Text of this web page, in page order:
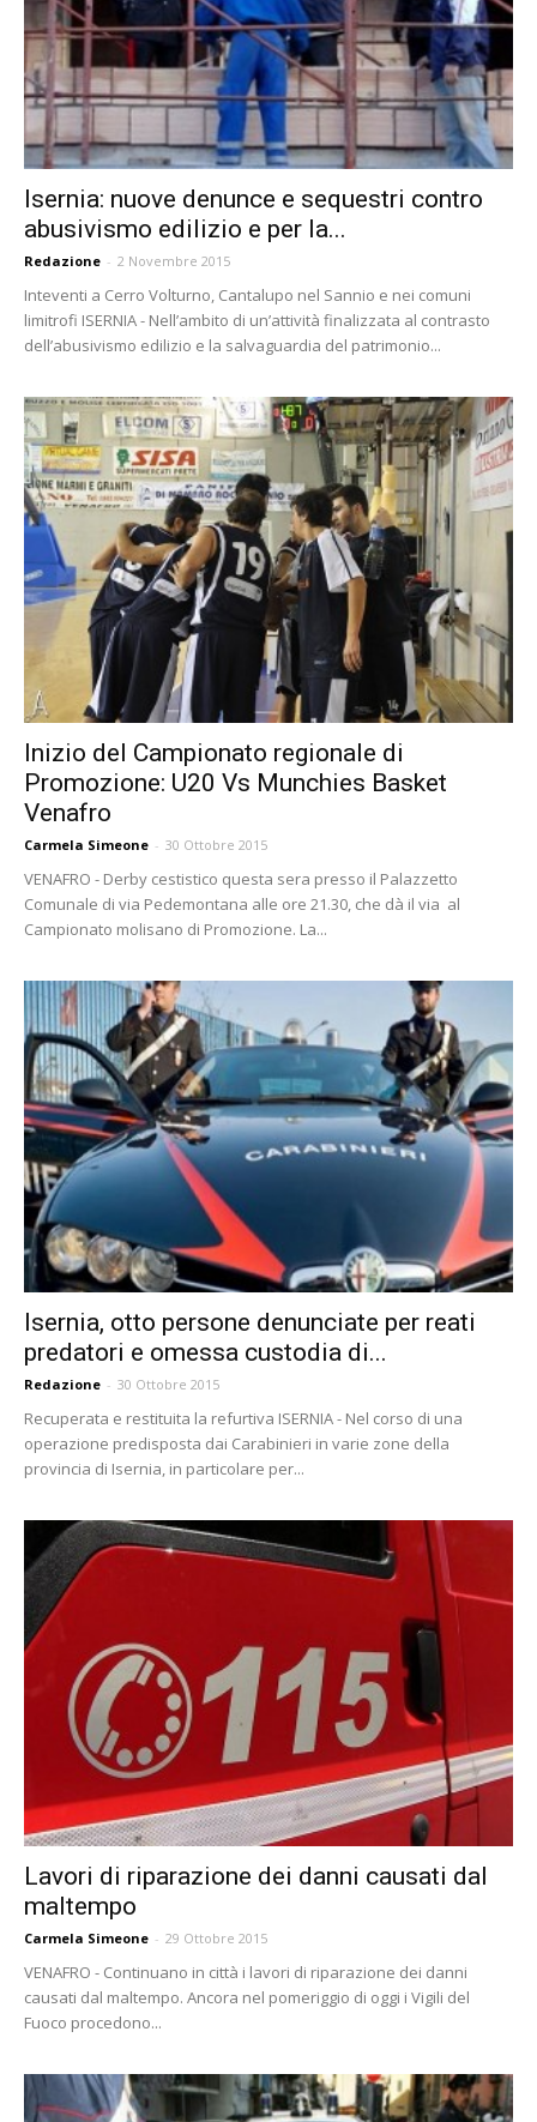
Isernia: nuove denunce e sequestri contro
abusivismo edilizio e per la...
Redazione - 2 Novembre 2015
Inteventi a Cerro Volturno, Cantalupo nel Sannio e nei comuni
limitrofi ISERNIA - Nell’ambito di un’attività finalizzata al contrasto
dell’abusivismo edilizio e la salvaguardia del patrimonio...
Inizio del Campionato regionale di
Promozione: U20 Vs Munchies Basket
Venafro
Carmela Simeone - 30 Ottobre 2015
VENAFRO - Derby cestistico questa sera presso il Palazzetto
Comunale di via Pedemontana alle ore 21.30, che dà il via al
Campionato molisano di Promozione. La...
Isernia, otto persone denunciate per reati
predatori e omessa custodia di...
Redazione - 30 Ottobre 2015
Recuperata e restituita la refurtiva ISERNIA - Nel corso di una
operazione predisposta dai Carabinieri in varie zone della
provincia di Isernia, in particolare per...
Lavori di riparazione dei danni causati dal
maltempo
Carmela Simeone - 29 Ottobre 2015
VENAFRO - Continuano in città i lavori di riparazione dei danni
causati dal maltempo. Ancora nel pomeriggio di oggi i Vigili del
Fuoco procedono...